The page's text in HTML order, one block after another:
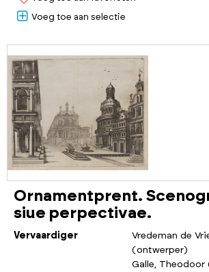
Voeg toe aan selectie
Ornamentprent.
siue perpectivae.
Vervaardiger
Vredeman de
(ontwerper)
Galle,